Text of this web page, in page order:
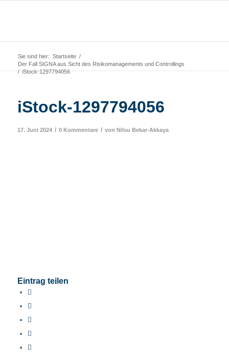
Sie sind hier: Startseite /
Der Fall SIGNA aus Sicht des Risikomanagements und Controllings
/ iStock-1297794056
iStock-1297794056
17. Juni 2024 / 0 Kommentare / von Nilsu Bekar-Akkaya
Eintrag teilen